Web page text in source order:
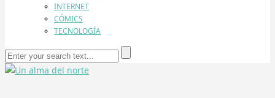
INTERNET
CÓMICS
TECNOLOGÍA